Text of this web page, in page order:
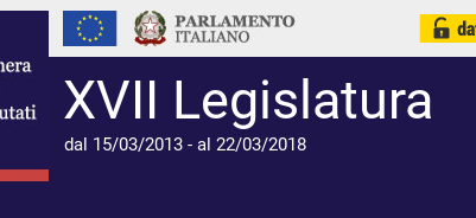
XVII Legislatura
dal 15/03/2013 - al 22/03/2018